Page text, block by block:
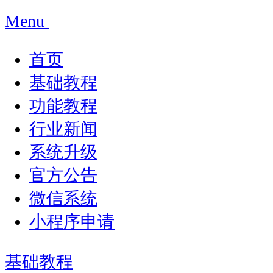
Menu
首页
基础教程
功能教程
行业新闻
系统升级
官方公告
微信系统
小程序申请
基础教程